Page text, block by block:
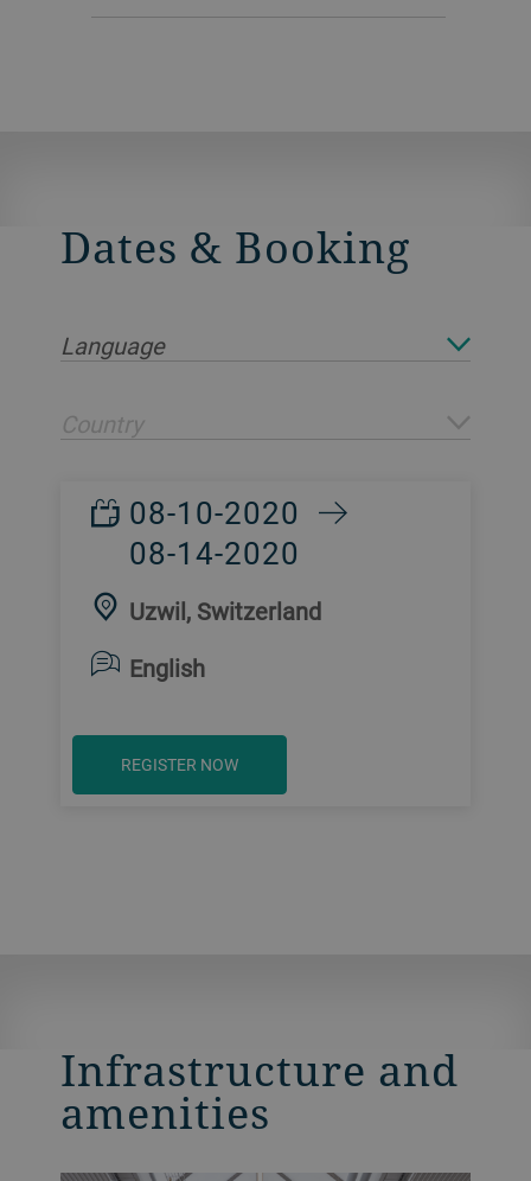
Dates & Booking
Language
Country
08-10-2020
08-14-2020
Uzwil, Switzerland
English
REGISTER NOW
Infrastructure and
amenities